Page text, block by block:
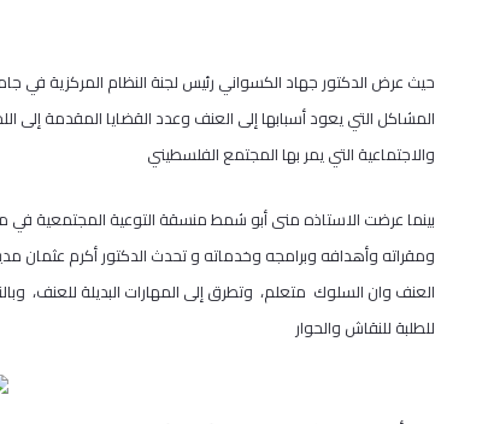
حيث عرض الدكتور جهاد الكسواني رئيس لجنة النظام المركزية في
المشاكل التي يعود أسبابها إلى العنف وعدد القضايا المقدمة إلى
والاجتماعية التي يمر بها المجتمع الفلسطيني
بينما عرضت الاستاذه منى أبو شمط منسقة التوعية المجتمعية في
ومقراته وأهدافه وبرامجه وخدماته و تحدث الدكتور أكرم عثمان
العنف وان السلوك متعلم، وتطرق إلى المهارات البديلة للعنف،
للطلبة للنقاش والحوار